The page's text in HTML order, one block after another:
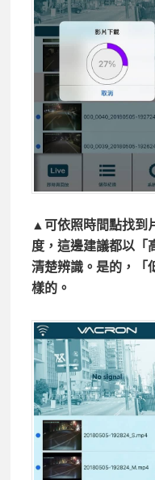
▲可依照時間點找到
度，這邊建議都以「
清楚辨識。是的，「
樣的。